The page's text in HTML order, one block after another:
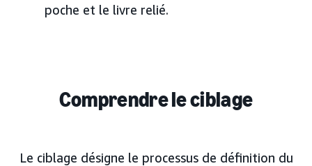
poche et le livre relié.
Comprendre le ciblage
Le ciblage désigne le processus de définition du